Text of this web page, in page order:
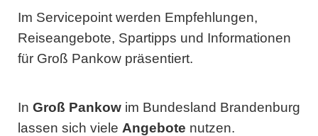
Im Servicepoint werden Empfehlungen,
Reiseangebote, Spartipps und Informationen
für Groß Pankow präsentiert.
In Groß Pankowim Bundesland Brandenburg
lassen sich viele Angebote nutzen.